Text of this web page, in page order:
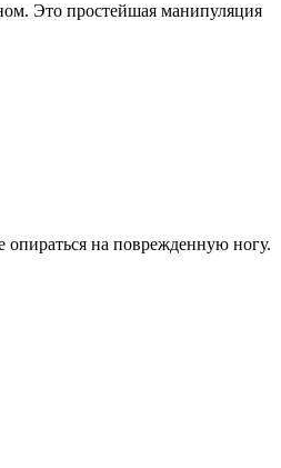
Это простейшая манипуляция
опираться на поврежденную ногу.